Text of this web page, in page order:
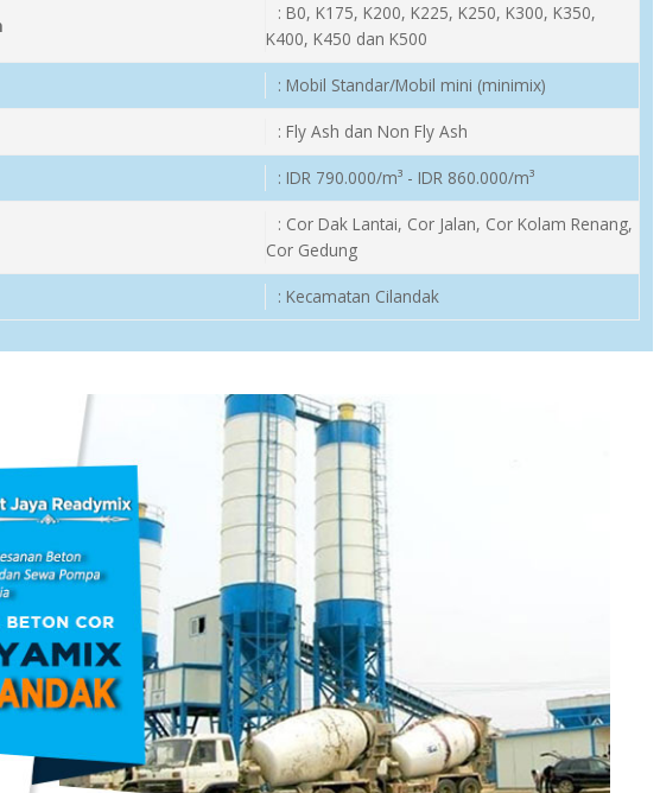
: B0, K175, K200, K225, K250, K300, K350,
K400, K450 dan K500
: Mobil Standar/Mobil mini (minimix)
: Fly Ash dan Non Fly Ash
: IDR 790.000/m³ - IDR 860.000/m³
: Cor Dak Lantai, Cor Jalan, Cor Kolam Renang,
Cor Gedung
: Kecamatan Cilandak